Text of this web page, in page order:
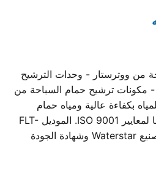
من ووترستار - وحدات الترشيح
مكونات ترشيح حمام السباحة من
بكفاءة عالية ومياه حمام
السباحة النقية. صُنعت وفقًا لمعايير ISO 9001. الموديل FLT-
SF-S-24، مدعوم بخبرة تصنيع Waterstar وشهادة الجودة